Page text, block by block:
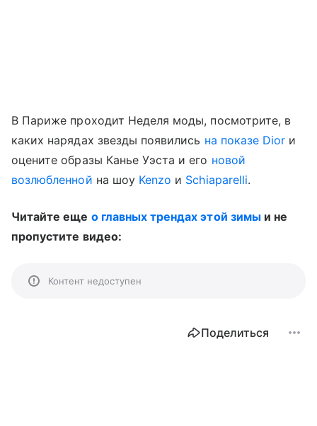
В Париже проходит Неделя моды, посмотрите, в
каких нарядах звезды появились на показе Dior и
оцените образы Канье Уэста и его новой
возлюбленной на шоу Kenzo и Schiaparelli.
Читайте еще о главных трендах этой зимыи не
пропустите видео:
Контент недоступен
Поделиться